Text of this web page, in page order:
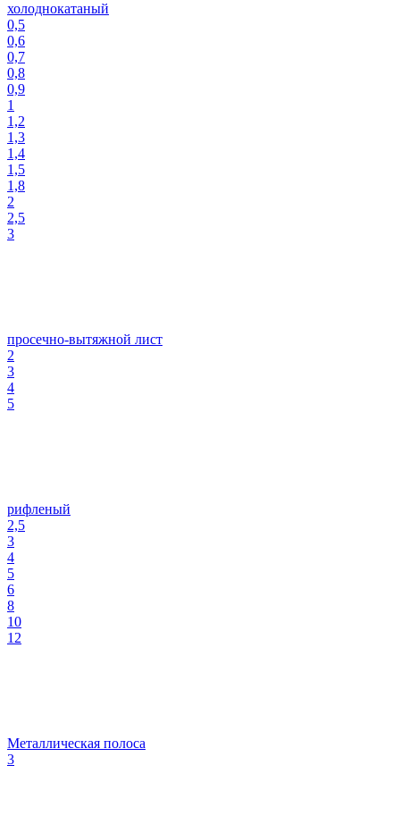
холоднокатаный
0,5
0,6
0,7
0,8
0,9
1
1,2
1,3
1,4
1,5
1,8
2
2,5
3
просечно-вытяжной лист
2
3
4
5
рифленый
2,5
3
4
5
6
8
10
12
Металлическая полоса
3